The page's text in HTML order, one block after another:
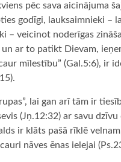
pēc sava aicinājuma
godīgi, lauksaimnieki –
– veicinot noderīgas
ar to patikt Dievam,
mīlestību” (Gal.5:6), ir
lai gan arī tām ir
(Jņ.12:32) ar savu
ir klāts pašā rīklē
nāves ēnas ielejai